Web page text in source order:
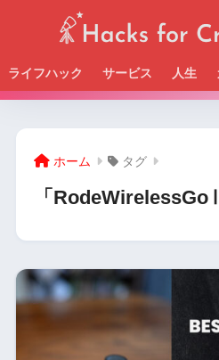
ライフハック サービス 人生
Beckの活動＆SNS
ホーム タグ
「